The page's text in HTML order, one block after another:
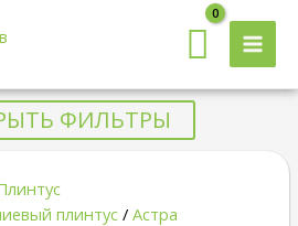
плинтус/ Астра
ФИЛЬТРЫ